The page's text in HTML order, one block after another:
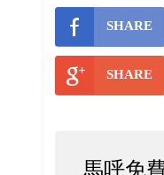
SHARE
SHARE
馬呼免